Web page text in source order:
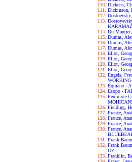
Dickens,
Dickinson,
Du
Dumas,
Dumas,
Dumas,
Eliot,
Eliot,
Eliot,
Eliot,
Engels,
Equiano -
Esopo -
Fenimore
Fielding,
France,
France,
France,
France,
Frank
Frank
OZ
Franklin,